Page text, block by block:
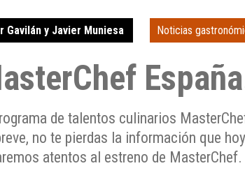
Gavilán y Javier Muniesa Noticias
de talentos culinarios
no te pierdas la información que
atentos al estreno de MasterChef.